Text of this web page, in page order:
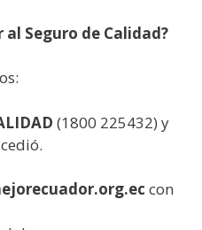
al Seguro de Calidad?
(1800 225432) y
con